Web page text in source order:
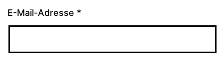
E-Mail-Adresse *